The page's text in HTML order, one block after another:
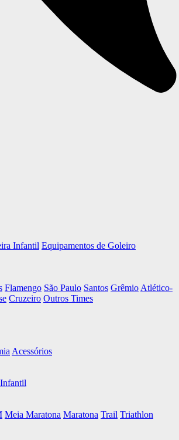
Infantil Equipamentos de Goleiro
Flamengo São Paulo Santos Grêmio Atlético-
Cruzeiro Outros Times
Acessórios
Infantil
Meia Maratona Maratona Trail Triathlon